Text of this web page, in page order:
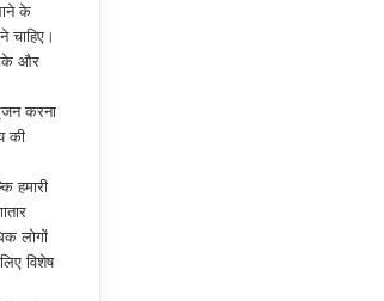
के
और
करना
की
हमारी
लोगों
विशेष